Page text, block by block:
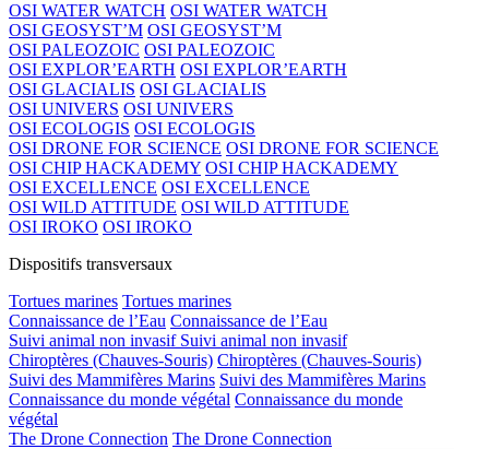
OSI WATER WATCH OSI WATER WATCH
OSI GEOSYST’M OSI GEOSYST’M
OSI PALEOZOIC OSI PALEOZOIC
OSI EXPLOR’EARTH OSI EXPLOR’EARTH
OSI GLACIALIS OSI GLACIALIS
OSI UNIVERS OSI UNIVERS
OSI ECOLOGIS OSI ECOLOGIS
OSI DRONE FOR SCIENCE OSI DRONE FOR SCIENCE
OSI CHIP HACKADEMY OSI CHIP HACKADEMY
OSI EXCELLENCE OSI EXCELLENCE
OSI WILD ATTITUDE OSI WILD ATTITUDE
OSI IROKO OSI IROKO
Dispositifs transversaux
Tortues marines Tortues marines
Connaissance de l’Eau Connaissance de l’Eau
Suivi animal non invasif Suivi animal non invasif
Chiroptères (Chauves-Souris) Chiroptères (Chauves-Souris)
Suivi des Mammifères Marins Suivi des Mammifères Marins
Connaissance du monde végétal Connaissance du monde
végétal
The Drone Connection The Drone Connection